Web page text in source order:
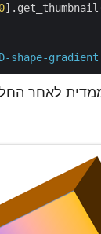
0
shape-
לאחר